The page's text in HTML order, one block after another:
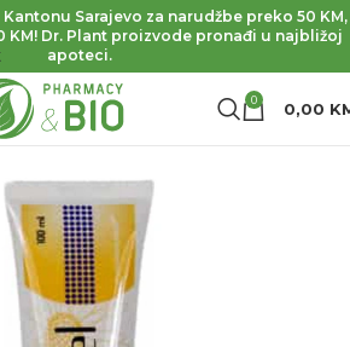
Sarajevo za narudžbe preko 50 KM,
KM! Dr. Plant proizvode pronađi u najbližoj
apoteci.
0 0,00